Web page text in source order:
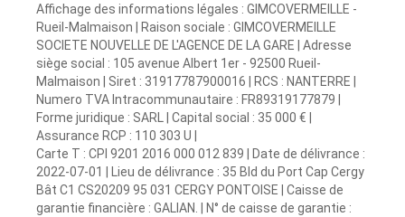
Affichage des informations légales : GIMCOVERMEILLE -
Rueil-Malmaison | Raison sociale : GIMCOVERMEILLE
SOCIETE NOUVELLE DE L'AGENCE DE LA GARE | Adresse
siège social : 105 avenue Albert 1er - 92500 Rueil-
Malmaison | Siret : 31917787900016 | RCS : NANTERRE |
Numero TVA Intracommunautaire : FR89319177879 |
Forme juridique : SARL | Capital social : 35 000 € |
Assurance RCP : 110 303 U |
Carte T : CPI 9201 2016 000 012 839 | Date de délivrance :
2022-07-01 | Lieu de délivrance : 35 Bld du Port Cap Cergy
Bât C1 CS20209 95 031 CERGY PONTOISE | Caisse de
garantie financière : GALIAN. | N° de caisse de garantie :